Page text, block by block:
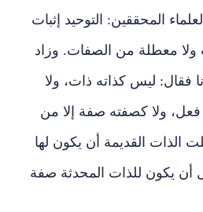
المحققين: التوحيد إثبات
ولا معطلة من الصفات. وزاد
فقال: ليس كذاته ذات، ولا
ولا كصفته صفة إلا من
الذات القديمة أن يكون لها
أن يكون للذات المحدثة صفة